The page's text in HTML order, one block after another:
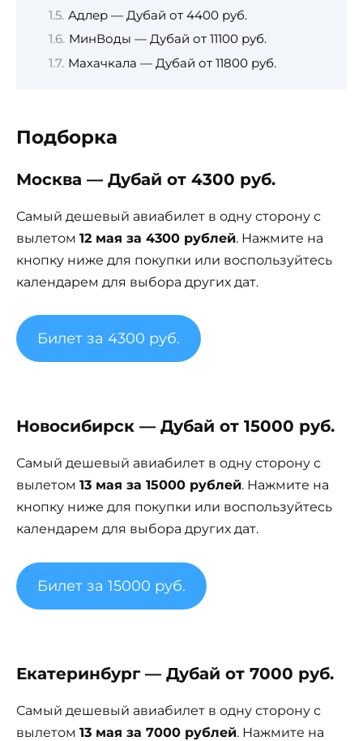
Адлер — Дубай от 4400 руб.
МинВоды — Дубай от 11100 руб.
Махачкала — Дубай от 11800 руб.
Подборка
Москва — Дубай от 4300 руб.
Самый дешевый авиабилет в одну сторону с
вылетом 12 мая за 4300 рублей. Нажмите на
кнопку ниже для покупки или воспользуйтесь
календарем для выбора других дат.
Билет за 4300 руб.
Новосибирск — Дубай от 15000 руб.
Самый дешевый авиабилет в одну сторону с
вылетом 13 мая за 15000 рублей. Нажмите на
кнопку ниже для покупки или воспользуйтесь
календарем для выбора других дат.
Билет за 15000 руб.
Екатеринбург — Дубай от 7000 руб.
Самый дешевый авиабилет в одну сторону с
вылетом 13 мая за 7000 рублей. Нажмите на